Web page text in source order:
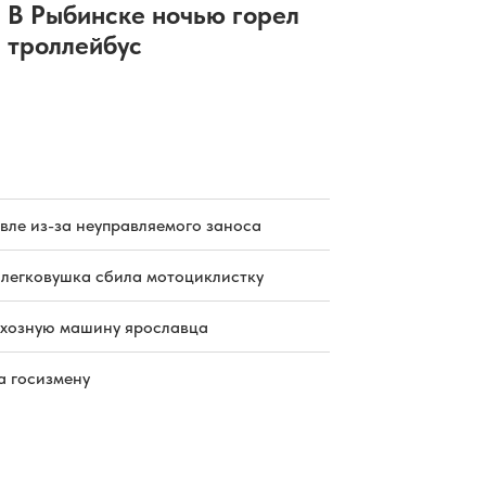
В Рыбинске ночью горел
троллейбус
из-за неуправляемого заноса
сбила мотоциклистку
машину ярославца
госизмену